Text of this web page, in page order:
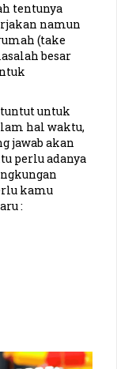
(Irfan)
USD (Weibe)
(Tamjos)
(Siska)
tentunya
namun
(take
besar
untuk
hal waktu,
jawab akan
perlu adanya
kamu
: